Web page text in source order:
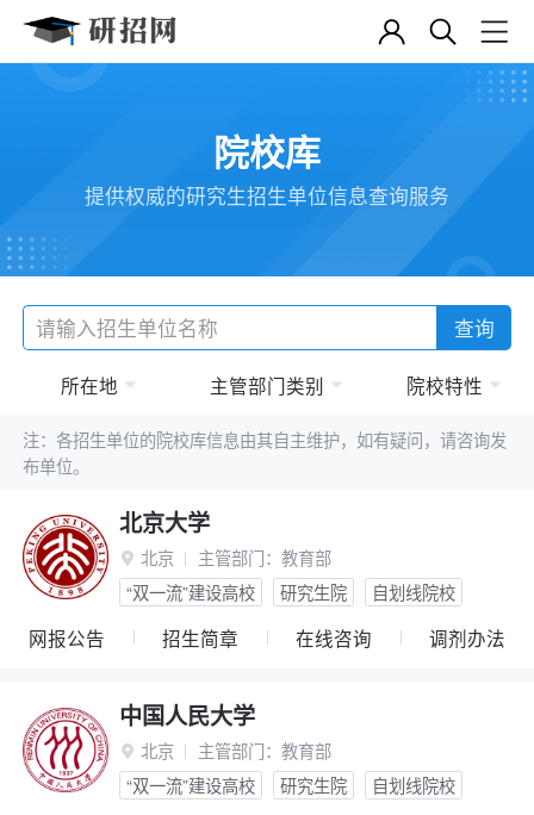
院校库
提供权威的研究生招生单位信息查询服务
查询
所在地 主管部门类别 院校特性
注：各招生单位的院校库信息由其自主维护，如有疑问，请咨询发
布单位。
北京大学
 北京 主管部门： 教育部
“双一流”建设高校
研究生院 自划线院校
网报公告 招生简章 在线咨询 调剂办法
中国人民大学
 北京 主管部门： 教育部
“双一流”建设高校
研究生院 自划线院校